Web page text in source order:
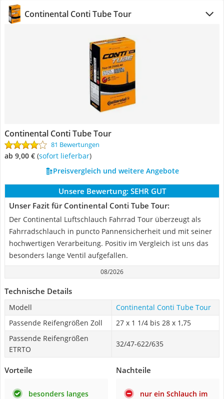
Continental Conti Tube Tour
Continental Conti Tube Tour
81 Bewertungen
ab 9,00 € ( Sofort lieferbar)
Preisvergleich und weitere Angebote
Unsere Bewertung: SEHR GUT
Unser Fazit für Continental Conti Tube Tour:
Der Continental Luftschlauch Fahrrad Tour überzeugt als
Fahrradschlauch in puncto Pannensicherheit und mit seiner
hochwertigen Verarbeitung. Positiv im Vergleich ist uns das
besonders lange Ventil aufgefallen.
08/2026
Technische Details
Modell
Continental Conti Tube Tour
Passende Reifengrößen Zoll
27 x 1 1/4 bis 28 x 1,75
Passende Reifengrößen
ETRTO
32/47-622/635
Vorteile
besonders langes
Nachteile
nur ein Schlauch im